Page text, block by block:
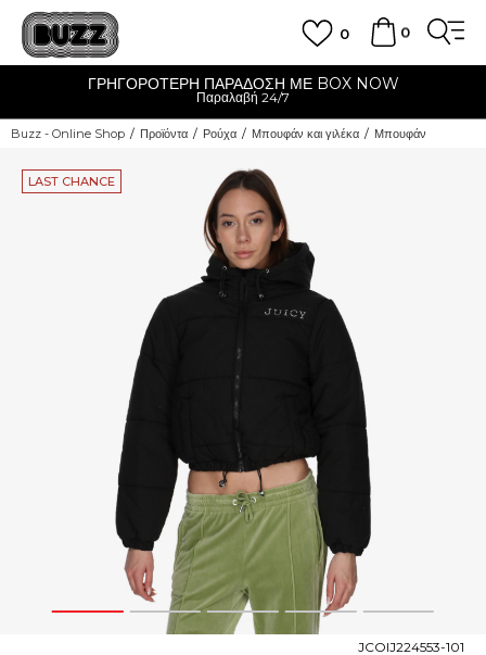
0
0
ΓΡΗΓΟΡΟΤΕΡΗ ΠΑΡΑΔΟΣΗ ΜΕ BOX NOW
Παραλαβή 24/7
Buzz - Online Shop Προϊόντα Ρούχα Μπουφάν και γιλέκα Μπουφάν
1 2 3 4 5
LAST CHANCE
JCOIJ224553-101